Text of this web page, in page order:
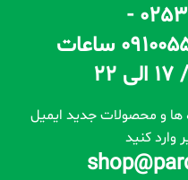
تلفن تماس : 02536617512 -
09126527173 - 09100557173 ساعات
ها و محصولات جدید ایمیل
وارد کنید